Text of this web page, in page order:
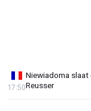
Niewiadoma
Reusser
17:50